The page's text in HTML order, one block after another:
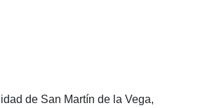
de San Martín de la Vega,